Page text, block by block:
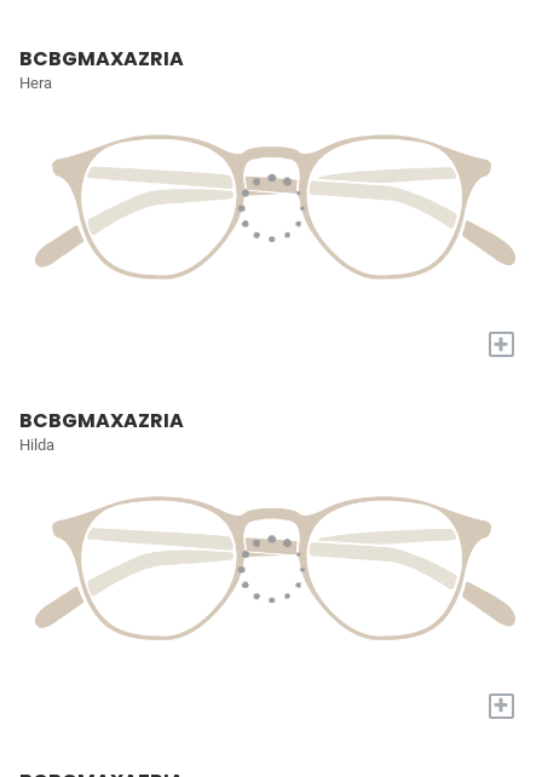
BCBGMAXAZRIA
Hera
+
BCBGMAXAZRIA
Hilda
+